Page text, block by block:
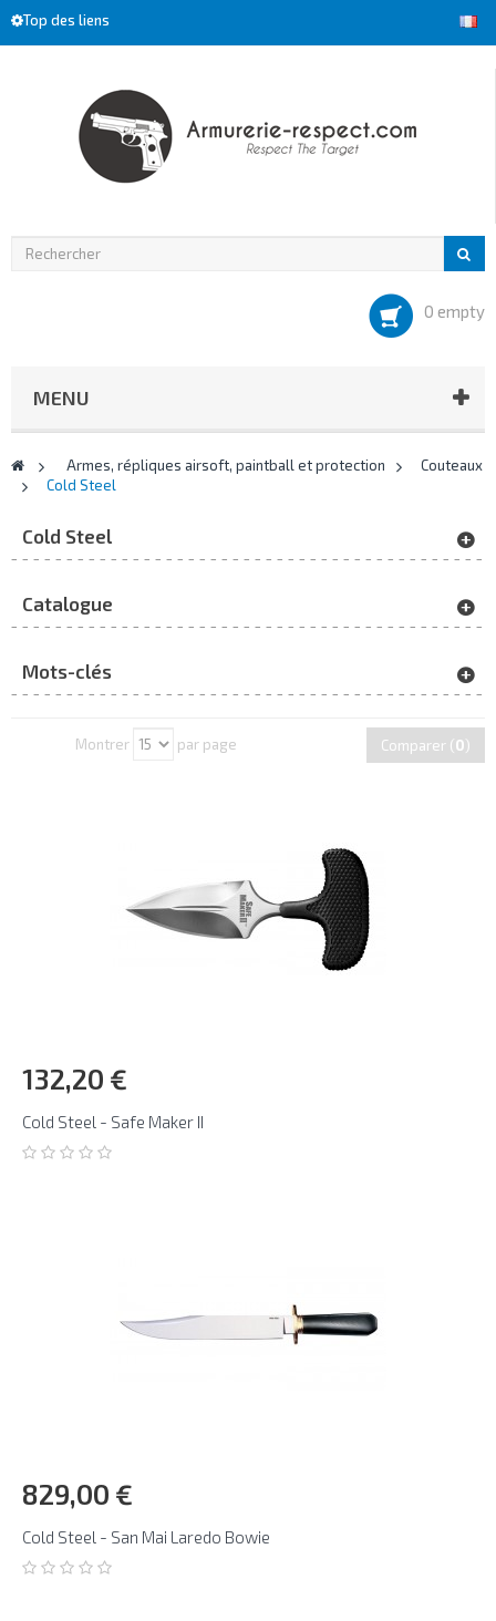
Top des liens
0 empty
MENU
> Armes, répliques airsoft, paintball et protection >
Couteaux
>
Cold Steel
Cold Steel
Catalogue
Mots-clés
Montrer par page Comparer (0)
132,20 €
Cold Steel - Safe Maker II
829,00 €
Cold Steel - San Mai Laredo Bowie